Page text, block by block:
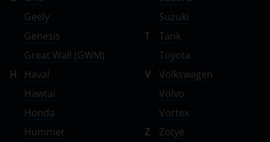
Geely
Genesis
Great Wall (GWM)
H
Haval
Hawtai
Honda
Hummer
Suzuki
T
Tank
Toyota
V
Volkswagen
Volvo
Vortex
Z
Zotye